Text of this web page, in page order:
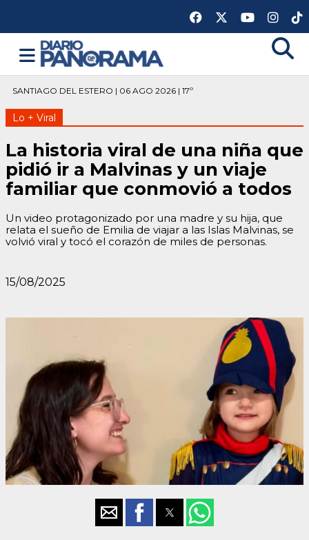
SANTIAGO DEL ESTERO | 06 AGO 2026 | 17º
Lo + Viral
La historia viral de una niña que
pidió ir a Malvinas y un viaje
familiar que conmovió a todos
Un video protagonizado por una madre y su hija, que
relata el sueño de Emilia de viajar a las Islas Malvinas, se
volvió viral y tocó el corazón de miles de personas.
15/08/2025